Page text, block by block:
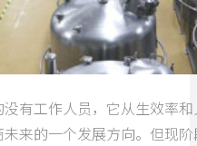
有工作人员，它从生效率
来的一个发展方向。但现